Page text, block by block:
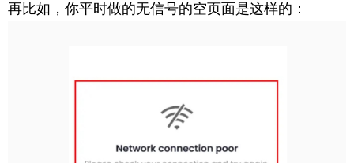
再比如，你平时做的无信号的空页面是这样的：